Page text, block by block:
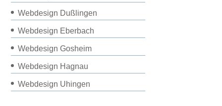
Webdesign Dußlingen
Webdesign Eberbach
Webdesign Gosheim
Webdesign Hagnau
Webdesign Uhingen